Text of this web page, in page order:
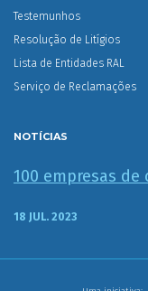
Testemunhos
Resolução de Litígios
Lista de Entidades RAL
Serviço de Reclamações
NOTÍCIAS
100 empresas de
18 JUL. 2023